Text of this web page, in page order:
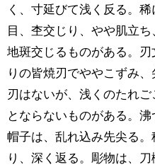
く、寸延びて浅く反る。
目、杢交じり、やや肌立ち
地斑交じるものがある。
りの皆焼刃でややこずみ
刃はないが、浅くのたれ
とならないものがある。沸
帽子は、乱れ込み先尖る
り、深く返る。彫物は、